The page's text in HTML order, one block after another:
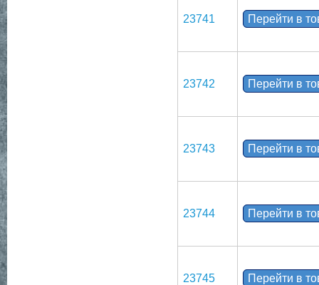
23741 Перейти в
23742 Перейти в
23743 Перейти в
23744 Перейти в
23745 Перейти в